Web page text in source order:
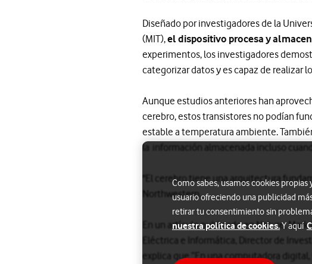
Diseñado por investigadores de la
(MIT),el dispositivo procesa y
experimentos, los investigadores
categorizar datos y es capaz de realizar
Aunque estudios anteriores han
cerebro, estos transistores no podían
estable a temperatura ambiente.
la información almacenada incluso
"El cerebro tiene una arquitectura
Northwestern.
En un artículo publicado en Nature,
Eléctrica e Informática, Director de
explica que “En una computadora
Como sabes, usamos cookies
usuario ofreciendo una publicidad
retirar tu consentimiento sin
nuestra política de cookies.Y aquí